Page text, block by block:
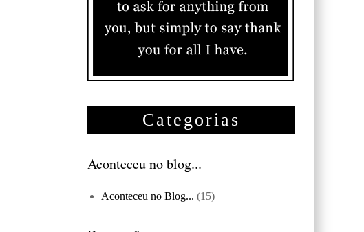
Categorias
Aconteceu no blog...
Aconteceu no Blog... (15)